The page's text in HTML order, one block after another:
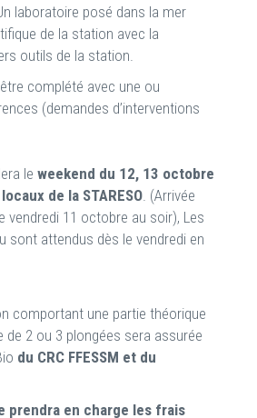
laboratoire posé dans la mer
de la station avec la
outils de la station.
complété avec une ou
(demandes d’interventions
le weekend du 12, 13 octobre
de la STARESO . (Arrivée
vendredi 11 octobre au soir), Les
sont attendus dès le vendredi en
comportant une partie théorique
de 2 ou 3 plongées sera assurée
du CRC FFESSM et du
prendra en charge les frais